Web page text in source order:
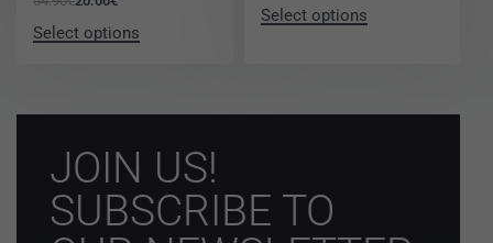
Select options
Select options
JOIN US!
SUBSCRIBE TO